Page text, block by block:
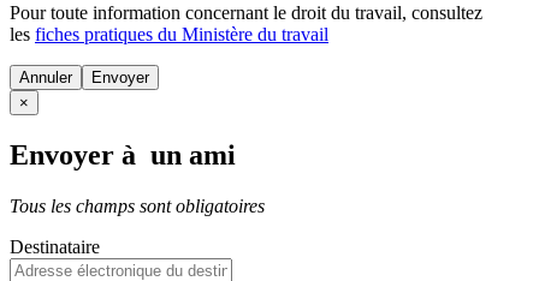
Pour toute information concernant le droit du travail, consultez
les fiches pratiques du Ministère du travail
Annuler
×
Envoyer à un ami
Tous les champs sont obligatoires
Destinataire